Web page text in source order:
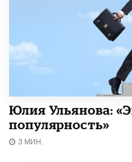
Юлия Ульянова:
популярность»
3 МИН.